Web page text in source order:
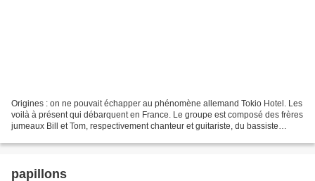
Origines : on ne pouvait échapper au phénomène allemand Tokio Hotel. Les
voilà à présent qui débarquent en France. Le groupe est composé des frères
jumeaux Bill et Tom, respectivement chanteur et guitariste, du bassiste
papillons